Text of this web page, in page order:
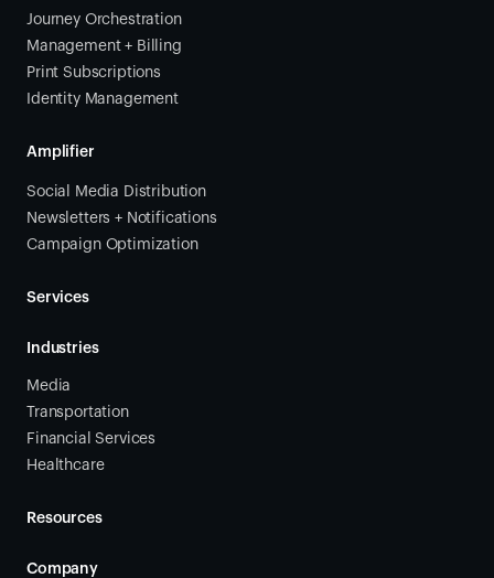
Journey Orchestration
Management + Billing
Print Subscriptions
Identity Management
Amplifier
Social Media Distribution
Newsletters + Notifications
Campaign Optimization
Services
Industries
Media
Transportation
Financial Services
Healthcare
Resources
Company